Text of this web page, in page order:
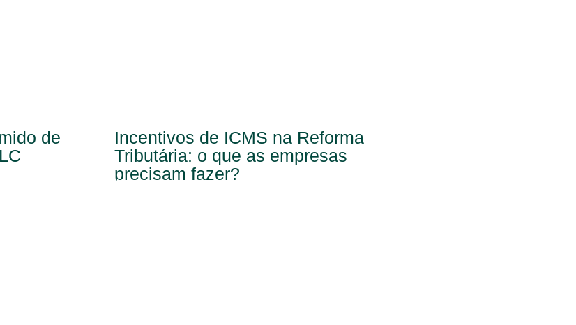
de
Incentivos de ICMS na Reforma
Tributária: o que as empresas
precisam fazer?